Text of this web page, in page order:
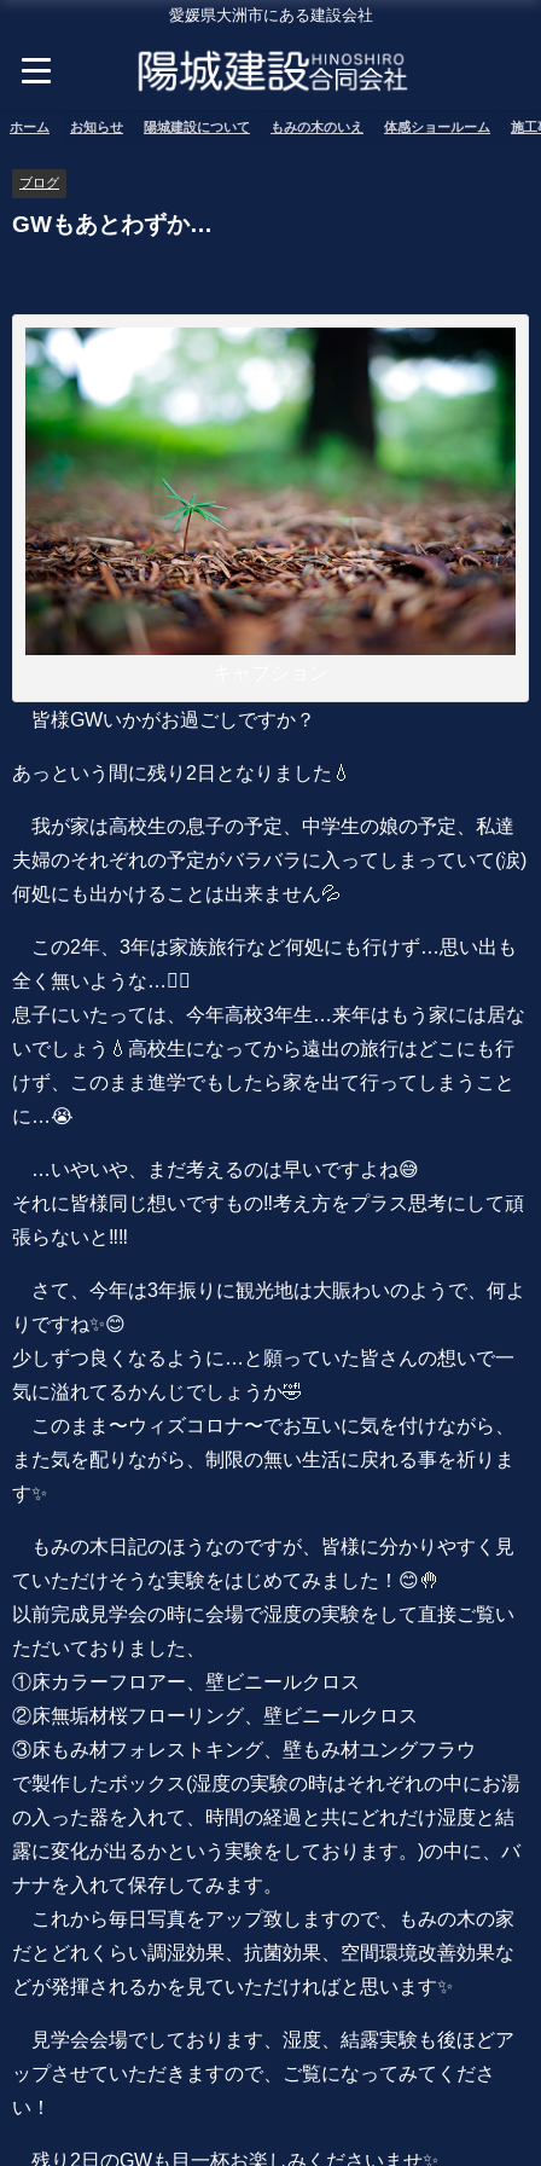
愛媛県大洲市にある建設会社
ホーム お知らせ 陽城建設について もみの木のいえ 体感ショールーム 施工
ブログ
GWもあとわずか…
皆様GWいかがお過ごしですか？
あっという間に残り2日となりました💧
我が家は高校生の息子の予定、中学生の娘の予定、私達
夫婦のそれぞれの予定がバラバラに入ってしまっていて(涙)
何処にも出かけることは出来ません💦
この2年、3年は家族旅行など何処にも行けず…思い出も
全く無いような…😮‍💨
息子にいたっては、今年高校3年生…来年はもう家には居な
いでしょう💧高校生になってから遠出の旅行はどこにも行
けず、このまま進学でもしたら家を出て行ってしまうこと
に…😭
…いやいや、まだ考えるのは早いですよね😅
それに皆様同じ想いですもの‼️考え方をプラス思考にして頑
張らないと‼️‼️
さて、今年は3年振りに観光地は大賑わいのようで、何よ
りですね✨😊
少しずつ良くなるように…と願っていた皆さんの想いで一
気に溢れてるかんじでしょうか🤣
このまま〜ウィズコロナ〜でお互いに気を付けながら、
また気を配りながら、制限の無い生活に戻れる事を祈りま
す✨
もみの木日記のほうなのですが、皆様に分かりやすく見
ていただけそうな実験をはじめてみました！😊🤚
以前完成見学会の時に会場で湿度の実験をして直接ご覧い
ただいておりました、
①床カラーフロアー、壁ビニールクロス
②床無垢材桜フローリング、壁ビニールクロス
③床もみ材フォレストキング、壁もみ材ユングフラウ
で製作したボックス(湿度の実験の時はそれぞれの中にお湯
の入った器を入れて、時間の経過と共にどれだけ湿度と結
露に変化が出るかという実験をしております。)の中に、バ
ナナを入れて保存してみます。
これから毎日写真をアップ致しますので、もみの木の家
だとどれくらい調湿効果、抗菌効果、空間環境改善効果な
どが発揮されるかを見ていただければと思います✨
見学会会場でしております、湿度、結露実験も後ほどア
ップさせていただきますので、ご覧になってみてくださ
い！
残り2日のGWも目一杯お楽しみくださいませ✨